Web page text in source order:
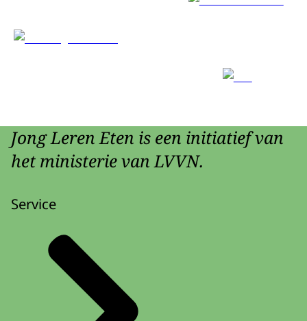
Jong Leren Eten is een initiatief van
het ministerie van LVVN.
Service